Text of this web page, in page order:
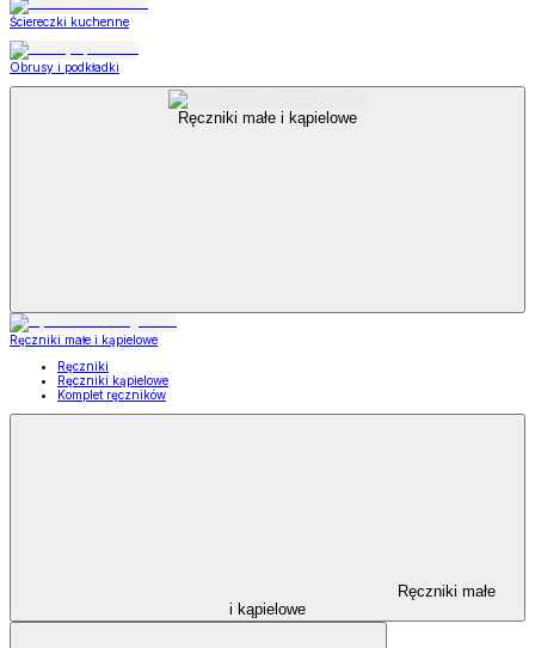
Ściereczki kuchenne
Obrusy i podkładki
Ręczniki małe i kąpielowe
Ręczniki małe i kąpielowe
Ręczniki
Ręczniki kąpielowe
Komplet ręczników
Ręczniki małe
i kąpielowe